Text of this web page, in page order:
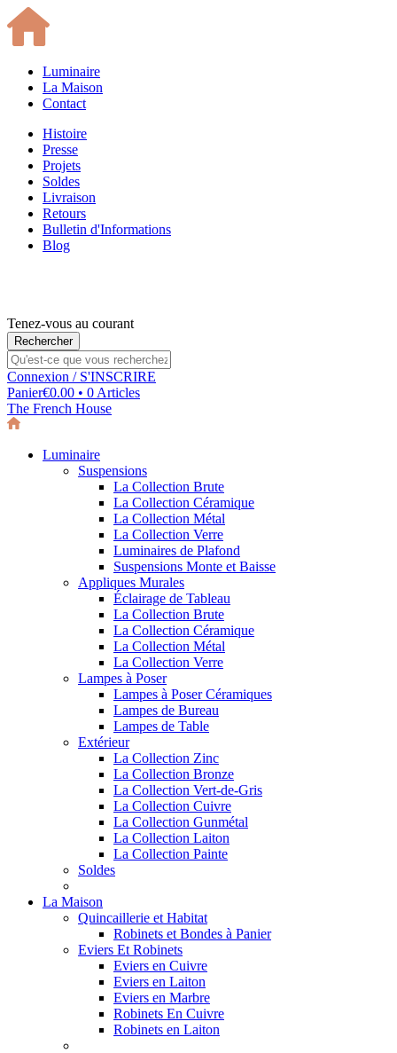
Luminaire
La Maison
Contact
Histoire
Presse
Projets
Soldes
Livraison
Retours
Bulletin d'Informations
Blog
Tenez-vous au courant
Connexion / S'INSCRIRE
Panier€0.00 • 0 Articles
The French House
Luminaire
Suspensions
La Collection Brute
La Collection Céramique
La Collection Métal
La Collection Verre
Luminaires de Plafond
Suspensions Monte et Baisse
Appliques Murales
Éclairage de Tableau
La Collection Brute
La Collection Céramique
La Collection Métal
La Collection Verre
Lampes à Poser
Lampes à Poser Céramiques
Lampes de Bureau
Lampes de Table
Extérieur
La Collection Zinc
La Collection Bronze
La Collection Vert-de-Gris
La Collection Cuivre
La Collection Gunmétal
La Collection Laiton
La Collection Painte
Soldes
La Maison
Quincaillerie et Habitat
Robinets et Bondes à Panier
Eviers Et Robinets
Eviers en Cuivre
Eviers en Laiton
Eviers en Marbre
Robinets En Cuivre
Robinets en Laiton